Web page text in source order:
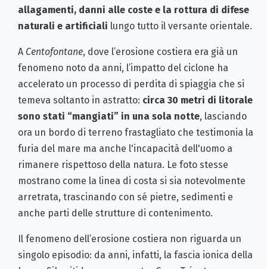
allagamenti, danni alle coste e la rottura di difese
naturali e artificiali lungo tutto il versante orientale.
A Centofontane, dove l’erosione costiera era già un
fenomeno noto da anni, l’impatto del ciclone ha
accelerato un processo di perdita di spiaggia che si
temeva soltanto in astratto: circa 30 metri di litorale
sono stati “mangiati” in una sola notte, lasciando
ora un bordo di terreno frastagliato che testimonia la
furia del mare ma anche l'incapacità dell'uomo a
rimanere rispettoso della natura. Le foto stesse
mostrano come la linea di costa si sia notevolmente
arretrata, trascinando con sé pietre, sedimenti e
anche parti delle strutture di contenimento.
Il fenomeno dell’erosione costiera non riguarda un
singolo episodio: da anni, infatti, la fascia ionica della